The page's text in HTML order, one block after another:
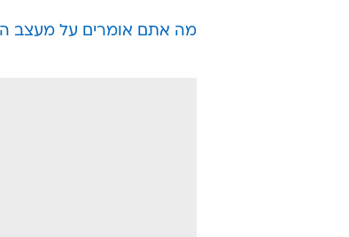
מה אתם אומרים על מעצב